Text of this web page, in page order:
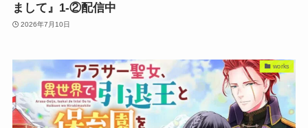
まして』1-②配信中
2026年7月10日
works